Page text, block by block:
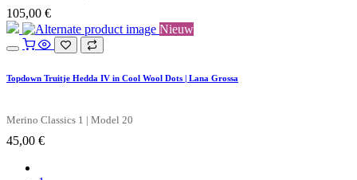
105,00 €
Nieuw
Topdown Truitje Hedda IV in Cool Wool Dots | Lana Grossa
Merino Classics 1 | Model 20
45,00 €